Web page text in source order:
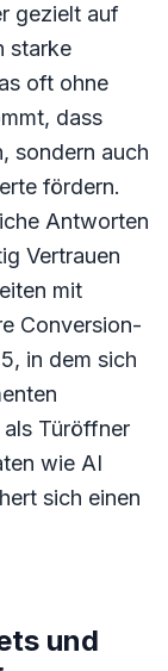
gezielt auf
starke
oft ohne
dass
sondern auch
fördern.
Antworten
Vertrauen
mit
Conversion-
in dem sich
Türöffner
wie AI
sich einen
und